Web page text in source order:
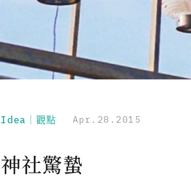
Idea｜觀點 Apr.28.2015
神社驚蟄